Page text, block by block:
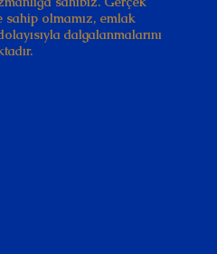
olmamız, emlak
dalgalanmalarını